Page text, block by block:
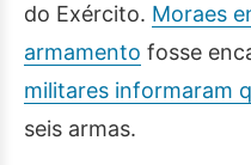
do Exército. Moraes
armamento fosse
militares informaram
seis armas.